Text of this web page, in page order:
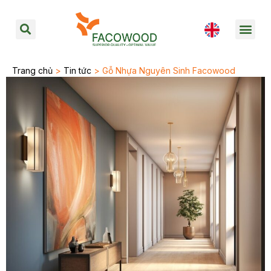
Trang chủ > Tin tức > Gỗ Nhựa Nguyên Sinh Facowood